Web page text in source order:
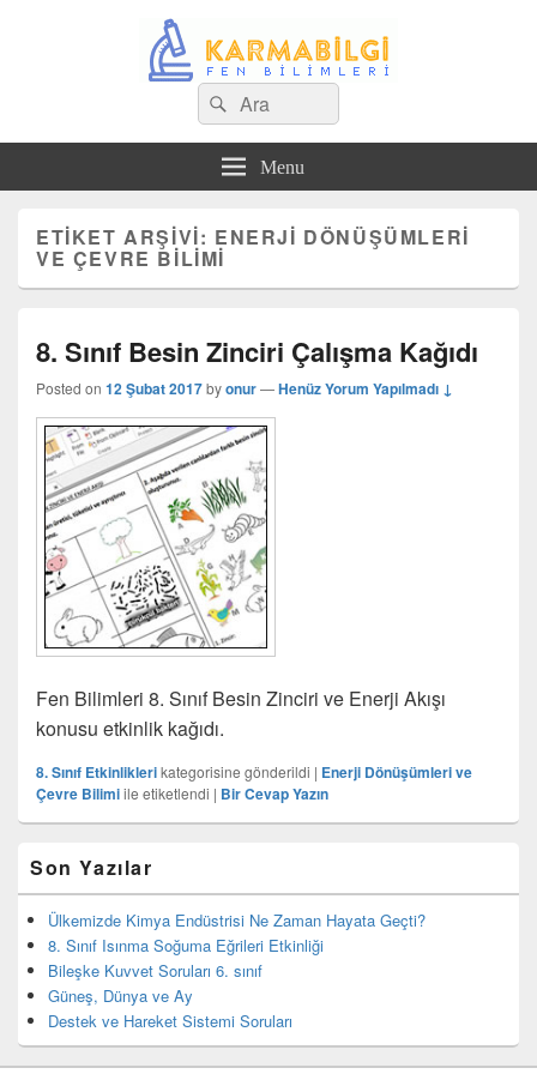
Search
for:
Ara
Menu
ETIKET ARŞIVI: ENERJI DÖNÜŞÜMLERI
VE ÇEVRE BILIMI
8. Sınıf Besin Zinciri Çalışma Kağıdı
Posted on 12 Şubat 2017byonur—Henüz Yorum Yapılmadı ↓
Fen Bilimleri 8. Sınıf Besin Zinciri ve Enerji Akışı
konusu etkinlik kağıdı.
8. Sınıf Etkinliklerikategorisine gönderildi | Enerji Dönüşümleri ve
Çevre Bilimiile etiketlendi | Bir Cevap Yazın
yan
bar
eklenti
bölgesi
Son Yazılar
Ülkemizde Kimya Endüstrisi Ne Zaman Hayata Geçti?
8. Sınıf Isınma Soğuma Eğrileri Etkinliği
Bileşke Kuvvet Soruları 6. sınıf
Güneş, Dünya ve Ay
Destek ve Hareket Sistemi Soruları